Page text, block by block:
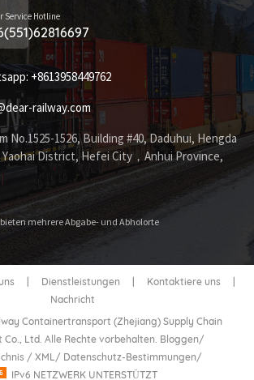
Service Hotline
+8613958449762
railway.com
No.1525-1526, Building #40, Daduhui, Hengda
Yaohai District, Hefei City，Anhui Province,
mehrere Abgabe- und Abholorte
Dienstleistungen Kontaktiere uns
Nachricht
Containertransport (Zhejiang) Supply Chain
Co., Ltd. Alle Rechte vorbehalten. Bloggen/
/ XML/ Datenschutz-Bestimmungen/
IPv6 NETZWERK UNTERSTÜTZT